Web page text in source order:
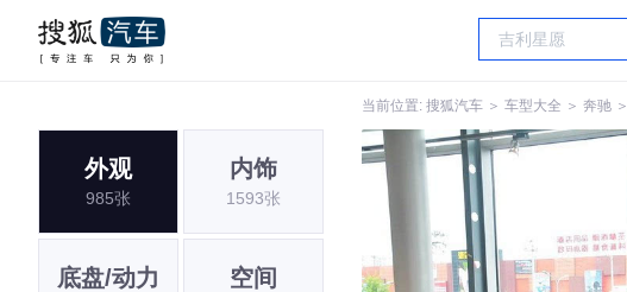
当前位置: 搜狐汽车 ＞ 车型大全 ＞ 奔驰 ＞
外观
985张
内饰
1593张
底盘/动力 空间